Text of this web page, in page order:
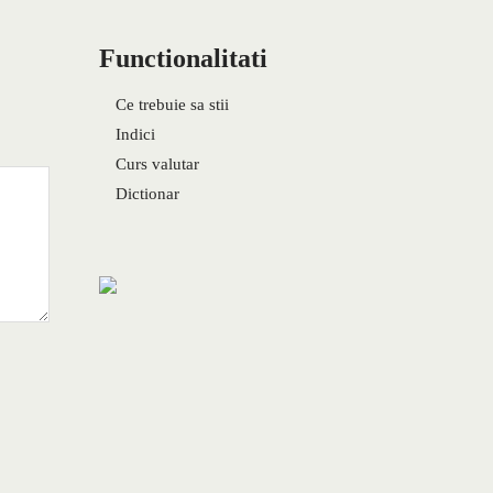
Functionalitati
Ce trebuie sa stii
Indici
Curs valutar
Dictionar